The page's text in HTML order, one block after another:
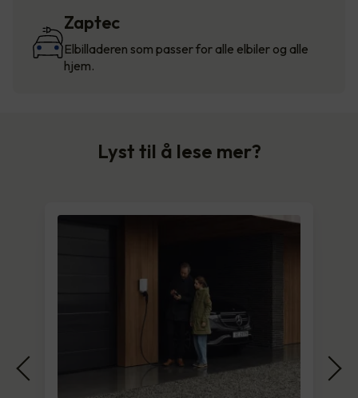
Zaptec
Elbilladeren som passer for alle elbiler og alle
hjem.
Lyst til å lese mer?